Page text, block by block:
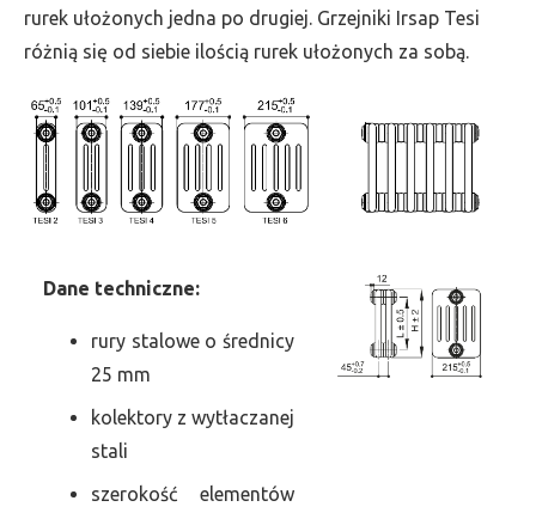
szer.
1485,
3527
rurek ułożonych jedna po drugiej. Grzejniki Irsap Tesi
różnią się od siebie ilością rurek ułożonych za sobą.
Dane techniczne:
rury stalowe o średnicy
25 mm
kolektory z wytłaczanej
stali
szerokość elementów